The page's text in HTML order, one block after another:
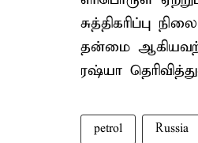
சுத்திகரிப்பு
தன்மை
ரஷ்யா
petrol Russia